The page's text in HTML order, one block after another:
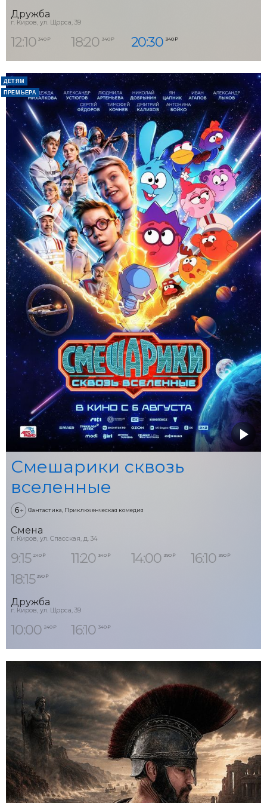
Дружба
г. Киров, ул. Щорса, 39
12:10 340 ₽ 18:20 340 ₽ 20:30 340 ₽
ДЕТЯМ
ПРЕМЬЕРА
Смешарики сквозь
вселенные
6+ Фантастика, Приключенческая комедия
Смена
г. Киров, ул. Спасская, д. 34
9:15 240 ₽ 11:20 340 ₽ 14:00 390 ₽ 16:10 390 ₽
18:15 390 ₽
Дружба
г. Киров, ул. Щорса, 39
10:00 240 ₽ 16:10 340 ₽